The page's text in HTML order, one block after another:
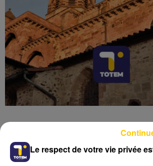
Le respect de votre vie privée